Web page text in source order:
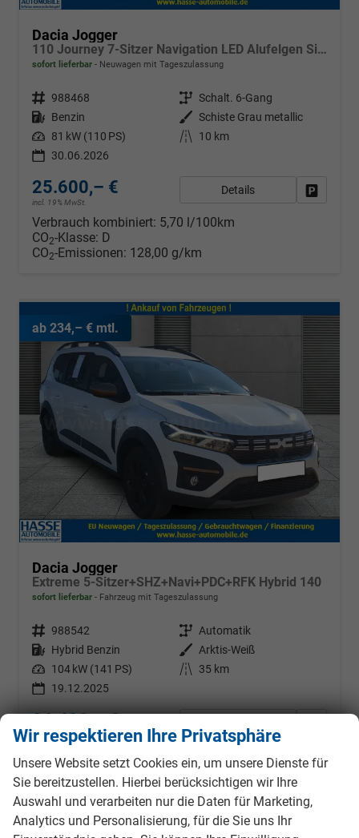
Dacia Jogger
110 Journey 7-Sitzer Navigation LED Alufelgen Sitzheizung Einparkhilfe Kamera 360° Keyless
sofort lieferbar Neuwagen mit Tageszulassung
Fahrzeugnr. 988468 Getriebe Schalt. 6-Gang
Kraftstoff Benzin Außenfarbe Schiste Grau metallic
Leistung 81 kW (110 PS) Kilometerstand
10 km
30.06.2026
25.600,– €
incl. 19% MwSt.
Details
Verbrauch kombiniert: 5,70 l/100km
CO2-Klasse: D
CO2-Emissionen: 128,00 g/km
ab 234,– € mtl.
Dacia Jogger
Extreme 5-Sitzer+SHZ+Navi+PDC+RFK Hybrid 140
sofort lieferbar Fahrzeug mit Tageszulassung
Fahrzeugnr. 988542 Getriebe Automatik
Kraftstoff Hybrid Benzin Außenfarbe
Arktis-Weiß
Leistung 104 kW (141 PS) Kilometerstand
35 km
19.12.2025
26.490,– €
incl. 19% MwSt.
Verbrauch kombiniert: 4,70 l/100km
CO -Klasse: C
CO2-Emissionen:105,00 g/km
Wir respektieren Ihre Privatsphäre
Unsere Website setzt Cookies ein, um unsere Dienste für
Sie bereitzustellen. Hierbei berücksichtigen wir Ihre
Auswahl und verarbeiten nur die Daten für Marketing,
Analytics und Personalisierung, für die Sie uns Ihr